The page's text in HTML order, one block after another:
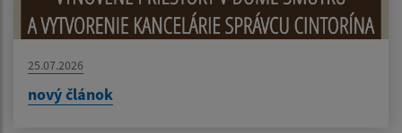
25.07.2026
nový článok